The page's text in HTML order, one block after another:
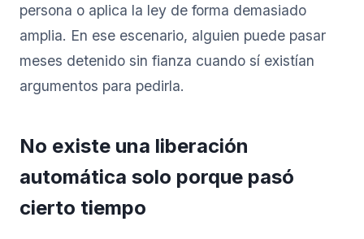
persona o aplica la ley de forma demasiado
amplia. En ese escenario, alguien puede pasar
meses detenido sin fianza cuando sí existían
argumentos para pedirla.
No existe una liberación
automática solo porque pasó
cierto tiempo